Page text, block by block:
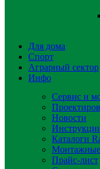
Для дома
Спорт
Аграрный сектор
Инфо
Сервис и
Новости
Каталоги
Прайс-лист